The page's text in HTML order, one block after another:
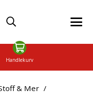
Handlekurv
& Mer /